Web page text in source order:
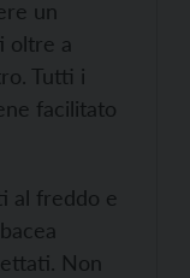
un
oltre a
Tutti i
facilitato
al freddo e
Non